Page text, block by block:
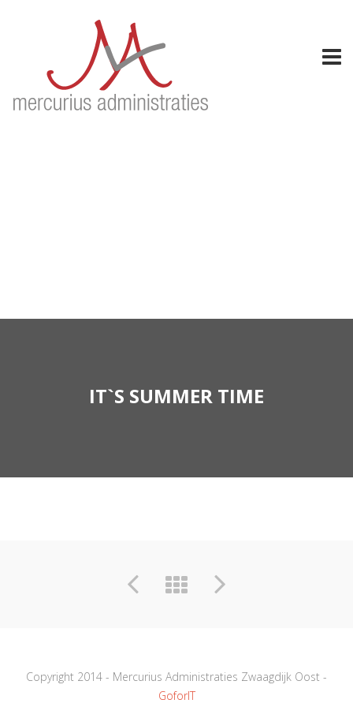
IT`S SUMMER TIME
Copyright 2014 - Mercurius Administraties Zwaagdijk Oost -
GoforIT